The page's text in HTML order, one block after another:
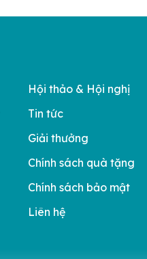
Hội thảo & Hội nghị
Tin tức
Giải thưởng
Chính sách quà tặng
Chính sách bảo mật
Liên hệ